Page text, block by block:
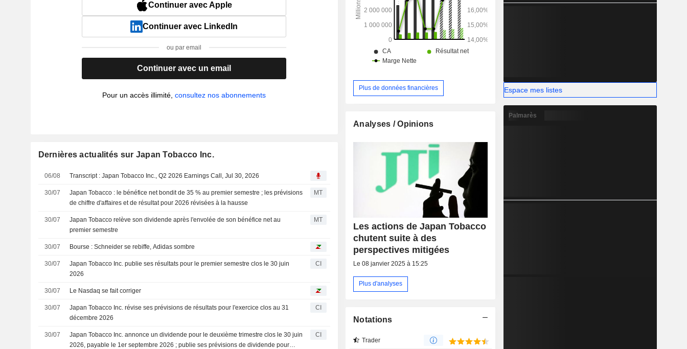
Continuer avec Apple
Continuer avec LinkedIn
ou par email
Continuer avec un email
Pour un accès illimité,consultez nos abonnements
Dernières actualités sur Japan Tobacco Inc.
06/08 Transcript : Japan Tobacco Inc., Q2 2026 Earnings Call, Jul 30, 2026
30/07
Japan Tobacco : le bénéfice net bondit de 35 % au premier semestre ; les prévisions
de chiffre d'affaires et de résultat pour 2026 révisées à la hausse
MT
30/07
Japan Tobacco relève son dividende après l'envolée de son bénéfice net au
premier semestre
MT
30/07 Bourse : Schneider se rebiffe, Adidas sombre
30/07
Japan Tobacco Inc. publie ses résultats pour le premier semestre clos le 30 juin
2026
CI
30/07 Le Nasdaq se fait corriger
30/07
Japan Tobacco Inc. révise ses prévisions de résultats pour l'exercice clos au 31
décembre 2026
CI
30/07
Japan Tobacco Inc. annonce un dividende pour le deuxième trimestre clos le 30 juin
2026, payable le 1er septembre 2026 ; publie ses prévisions de dividende pour
CI
Plus de données financières
Analyses / Opinions
Les actions de Japan Tobacco
chutent suite à des
perspectives mitigées
Le 08 janvier 2025 à 15:25
Plus d'analyses
Notations
Trader
Espace mes listes
Palmarès